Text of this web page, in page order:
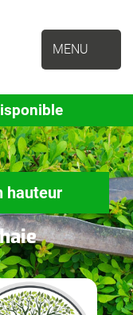
MENU
hauteur